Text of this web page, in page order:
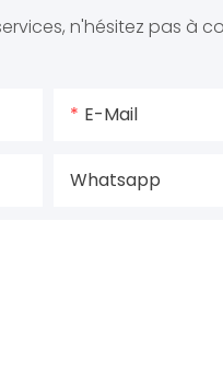
n'hésitez pas à
E-Mail
Whatsapp